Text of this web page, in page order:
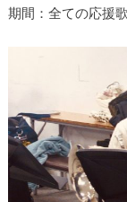
期間：全ての応援